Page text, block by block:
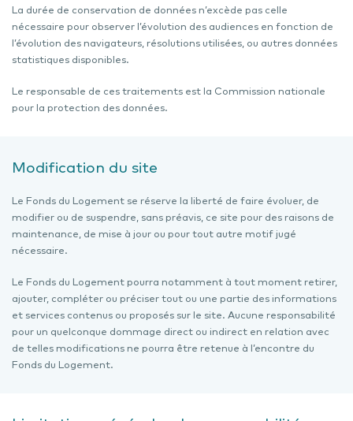
La durée de conservation de données n’excède pas celle
nécessaire pour observer l’évolution des audiences en fonction de
l’évolution des navigateurs, résolutions utilisées, ou autres données
statistiques disponibles.
Le responsable de ces traitements est la Commission nationale
pour la protection des données.
Modification du site
Le Fonds du Logement se réserve la liberté de faire évoluer, de
modifier ou de suspendre, sans préavis, ce site pour des raisons de
maintenance, de mise à jour ou pour tout autre motif jugé
nécessaire.
Le Fonds du Logement pourra notamment à tout moment retirer,
ajouter, compléter ou préciser tout ou une partie des informations
et services contenus ou proposés sur le site. Aucune responsabilité
pour un quelconque dommage direct ou indirect en relation avec
de telles modifications ne pourra être retenue à l’encontre du
Fonds du Logement.